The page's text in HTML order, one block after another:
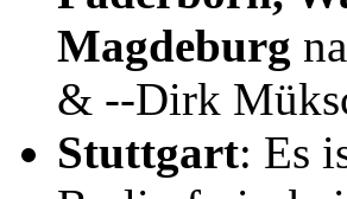
Magdeburg
& --Dirk
Stuttgart: Es